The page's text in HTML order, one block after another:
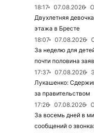
18:17
07.08.2026
Двухлетняя
этажа в Бресте
18:07
07.08.2026
За неделю для
почти половина
17:37
07.08.2026
Лукашенко:
за правительством
17:26
07.08.2026
За восемь дней в
сообщений о